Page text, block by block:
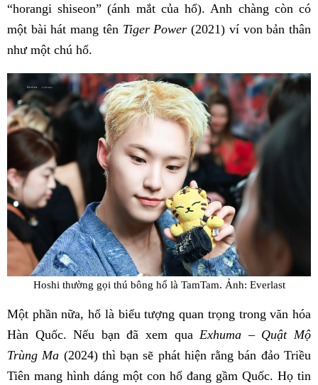
“horangi shiseon” (ánh mắt của hổ). Anh chàng còn có
một bài hát mang tênTiger Power (2021) ví von bản thân
như một chú hổ.
Hoshi thường gọi thú bông hổ là TamTam. Ảnh: Everlast
Một phần nữa, hổ là biểu tượng quan trọng trong văn hóa
Hàn Quốc. Nếu bạn đã xem qua Exhuma – Quật Mộ
Trùng Ma (2024) thì bạn sẽ phát hiện rằng bán đảo Triều
Tiên mang hình dáng một con hổ đang gầm Quốc. Họ tin